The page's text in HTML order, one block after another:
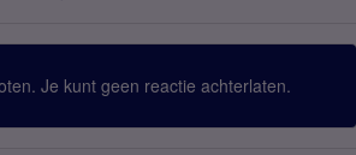
Je kunt geen reactie achterlaten.